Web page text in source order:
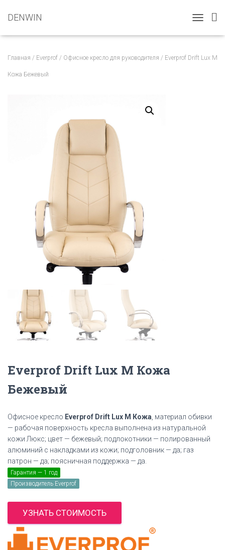
DENWIN
O
G
Главная / Everprof / Офисное кресло для руководителя / Everprof Drift Lux M
Кожа Бежевый
Everprof Drift Lux M Кожа
Бежевый
Офисное кресло Everprof Drift Lux M Кожа , материал обивки
— рабочая поверхность кресла выполнена из натуральной
кожи Люкс; цвет — бежевый; подлокотники — полированный
алюминий с накладками из кожи; подголовник — да; газ
патрон — да; поясничная поддержка — да.
Гарантия — 1 год
Производитель Everprof
УЗНАТЬ СТОИМОСТЬ